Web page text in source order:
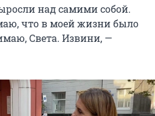
над самими собой.
что в моей жизни было
Света. Извини, —